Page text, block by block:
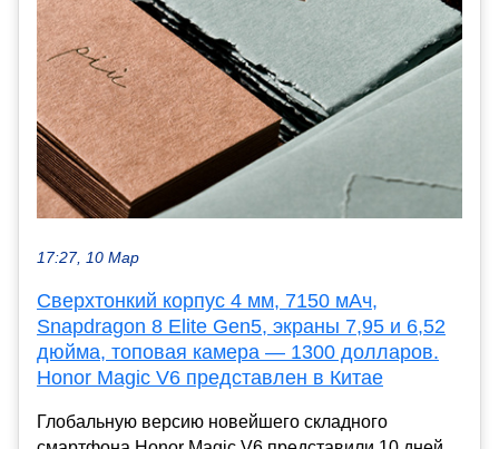
17:27, 10 Мар
Сверхтонкий корпус 4 мм, 7150 мАч,
Snapdragon 8 Elite Gen5, экраны 7,95 и 6,52
дюйма, топовая камера — 1300 долларов.
Honor Magic V6 представлен в Китае
Глобальную версию новейшего складного